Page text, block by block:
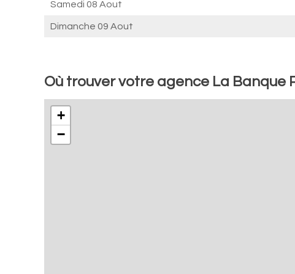
Samedi 08 Aout
Dimanche 09 Aout
Où trouver votre agence La Banque
+
−